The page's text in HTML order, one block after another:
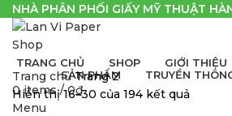
NHÀ PHÂN PHỐI GIẤY MỸ THUẬT
TRANG CHỦ SHOP GIỚI THIỆU
SẢN PHẨM
TRUYỀN
0items / 0₫
Menu
Trang chủTrang 2
Hiển thị 16–30 của 194 kết quả